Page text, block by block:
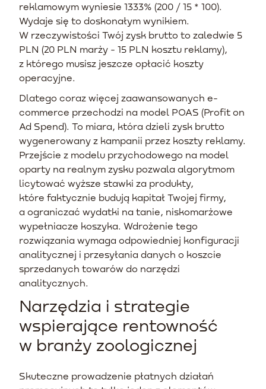
reklamowym wyniesie 1333% (200 / 15 * 100).
Wydaje się to doskonałym wynikiem.
W rzeczywistości Twój zysk brutto to zaledwie 5
PLN (20 PLN marży - 15 PLN kosztu reklamy),
z którego musisz jeszcze opłacić koszty
operacyjne.
Dlatego coraz więcej zaawansowanych e-
commerce przechodzi na model POAS (Profit on
Ad Spend). To miara, która dzieli zysk brutto
wygenerowany z kampanii przez koszty reklamy.
Przejście z modelu przychodowego na model
oparty na realnym zysku pozwala algorytmom
licytować wyższe stawki za produkty,
które faktycznie budują kapitał Twojej firmy,
a ograniczać wydatki na tanie, niskomarżowe
wypełniacze koszyka. Wdrożenie tego
rozwiązania wymaga odpowiedniej konfiguracji
analitycznej i przesyłania danych o koszcie
sprzedanych towarów do narzędzi
analitycznych.
Narzędzia i strategie
wspierające rentowność
w branży zoologicznej
Skuteczne prowadzenie płatnych działań